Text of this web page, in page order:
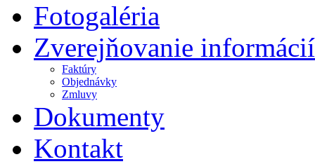
Fotogaléria
Zverejňovanie informácií
Faktúry
Objednávky
Zmluvy
Dokumenty
Kontakt